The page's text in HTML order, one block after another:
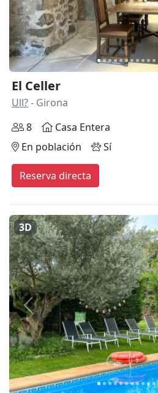
El Celler
Ull?- Girona
8
Casa Entera
En población
Sí
Reserva directa
Anterior
3D